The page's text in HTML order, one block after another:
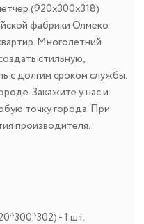
(920х300х318)
фабрики Олмеко
Многолетний
стильную,
с долгим сроком службы.
Закажите у нас и
точку города. При
производителя.
- 1 шт.